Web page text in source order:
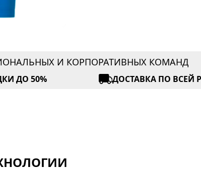
И КОРПОРАТИВНЫХ КОМАНД
ДО 50% ДОСТАВКА ПО ВСЕЙ